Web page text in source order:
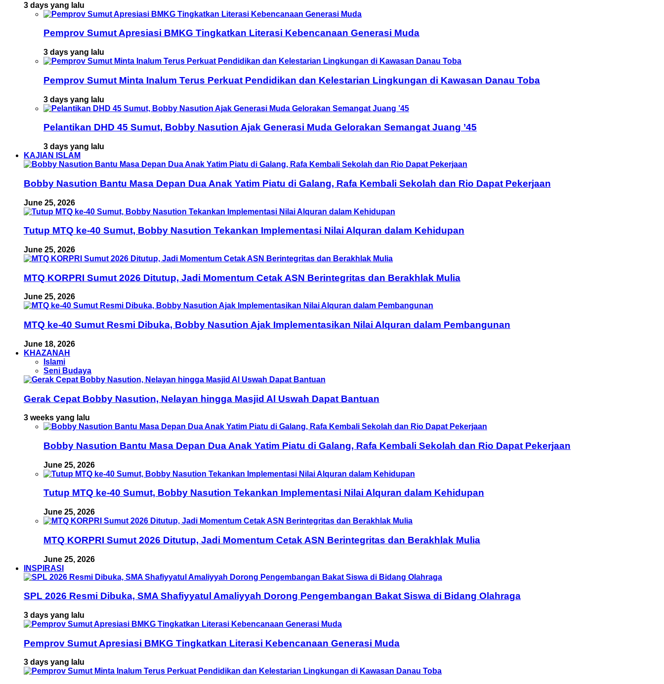
3 days yang lalu
Pemprov Sumut Apresiasi BMKG Tingkatkan Literasi Kebencanaan Generasi Muda
3 days yang lalu
Pemprov Sumut Minta Inalum Terus Perkuat Pendidikan dan Kelestarian Lingkungan di Kawasan Danau Toba
3 days yang lalu
Pelantikan DHD 45 Sumut, Bobby Nasution Ajak Generasi Muda Gelorakan Semangat Juang ’45
3 days yang lalu
KAJIAN ISLAM
Bobby Nasution Bantu Masa Depan Dua Anak Yatim Piatu di Galang, Rafa Kembali Sekolah dan Rio Dapat Pekerjaan
June 25, 2026
Tutup MTQ ke-40 Sumut, Bobby Nasution Tekankan Implementasi Nilai Alquran dalam Kehidupan
June 25, 2026
MTQ KORPRI Sumut 2026 Ditutup, Jadi Momentum Cetak ASN Berintegritas dan Berakhlak Mulia
June 25, 2026
MTQ ke-40 Sumut Resmi Dibuka, Bobby Nasution Ajak Implementasikan Nilai Alquran dalam Pembangunan
June 18, 2026
KHAZANAH
Islami
Seni Budaya
Gerak Cepat Bobby Nasution, Nelayan hingga Masjid Al Uswah Dapat Bantuan
3 weeks yang lalu
Bobby Nasution Bantu Masa Depan Dua Anak Yatim Piatu di Galang, Rafa Kembali Sekolah dan Rio Dapat Pekerjaan
June 25, 2026
Tutup MTQ ke-40 Sumut, Bobby Nasution Tekankan Implementasi Nilai Alquran dalam Kehidupan
June 25, 2026
MTQ KORPRI Sumut 2026 Ditutup, Jadi Momentum Cetak ASN Berintegritas dan Berakhlak Mulia
June 25, 2026
INSPIRASI
SPL 2026 Resmi Dibuka, SMA Shafiyyatul Amaliyyah Dorong Pengembangan Bakat Siswa di Bidang Olahraga
3 days yang lalu
Pemprov Sumut Apresiasi BMKG Tingkatkan Literasi Kebencanaan Generasi Muda
3 days yang lalu